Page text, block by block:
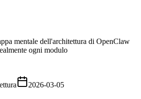
mentale dell'architettura di OpenClaw
ogni modulo
2026-03-05